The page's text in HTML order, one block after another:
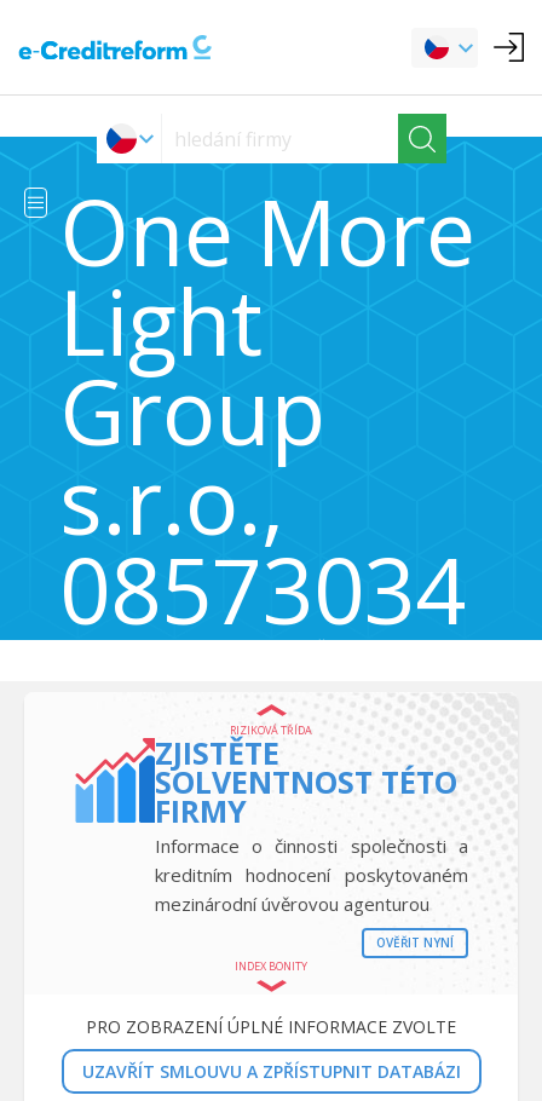
One More
Light
Group
s.r.o.,
08573034
RIZIKOVÁ TŘÍDA
ZJISTĚTE
SOLVENTNOST TÉTO
FIRMY
Informace o činnosti společnosti a
kreditním hodnocení poskytovaném
mezinárodní úvěrovou agenturou
OVĚŘIT NYNÍ
INDEX BONITY
PRO ZOBRAZENÍ ÚPLNÉ INFORMACE ZVOLTE
UZAVŘÍT SMLOUVU A ZPŘÍSTUPNIT DATABÁZI